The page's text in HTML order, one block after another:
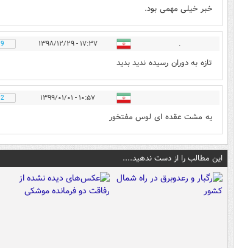
خبر خیلی مهمی بود.
. ۱۷:۳۷ - ۱۳۹۸/۱۲/۲۹ 9
تازه به دوران رسیده ندید بدید
۱۰:۵۷ - ۱۳۹۹/۰۱/۰۱ 2
یه مشت عقده ای لوس مفتخور
این مطالب را از دست ندهید....